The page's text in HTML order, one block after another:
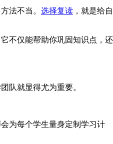
法不当。 选择复读 ，就是给自
不仅能帮助你巩固知识点，还
队就显得尤为重要。
为每个学生量身定制学习计